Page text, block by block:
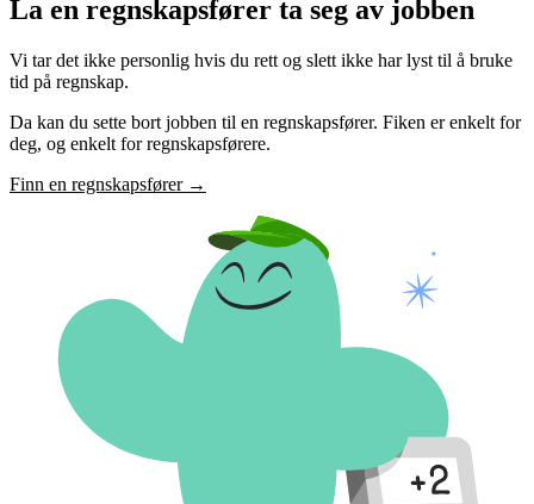
La en regnskapsfører ta seg av jobben
Vi tar det ikke personlig hvis du rett og slett ikke har lyst til å bruke
tid på regnskap.
Da kan du sette bort jobben til en regnskapsfører. Fiken er enkelt for
deg, og enkelt for regnskapsførere.
Finn en regnskapsfører→